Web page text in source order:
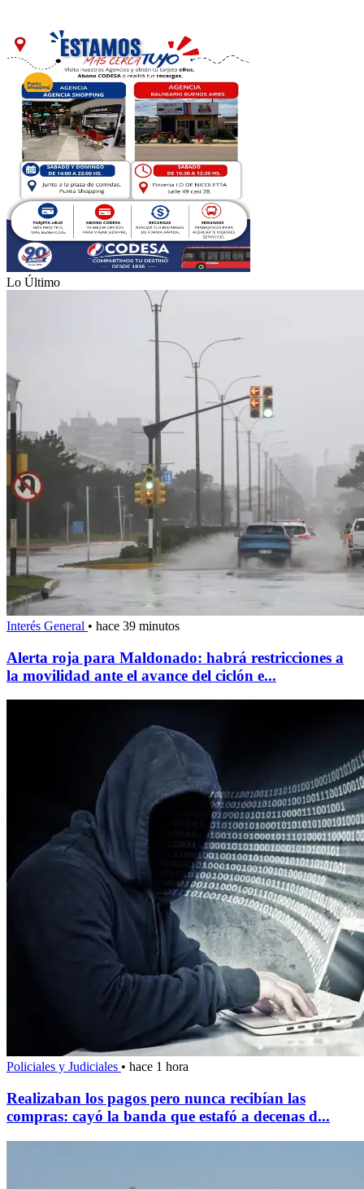
Lo Último
Interés General • hace 39 minutos
Alerta roja para Maldonado: habrá restricciones a
la movilidad ante el avance del ciclón e...
Policiales y Judiciales • hace 1 hora
Realizaban los pagos pero nunca recibían las
compras: cayó la banda que estafó a decenas d...